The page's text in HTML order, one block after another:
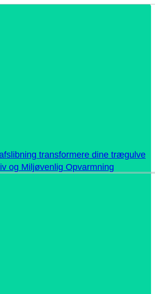
transformere dine trægulve
og Miljøvenlig Opvarmning